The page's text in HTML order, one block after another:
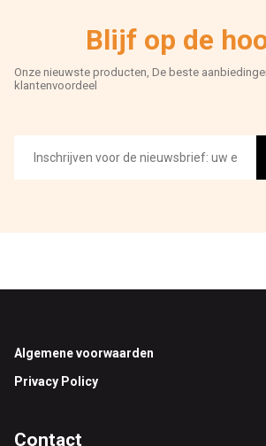
Blijf op de
Onze nieuwste producten, De beste
klantenvoordeel
mailadres
Footer
Algemene voorwaarden
Privacy Policy
Contact